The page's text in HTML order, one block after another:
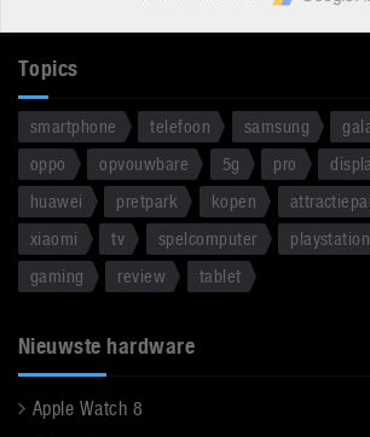
Topics
smartphone telefoon samsung
oppo
opvouwbare 5g pro
huawei
pretpark kopen
xiaomi
tv spelcomputer playstation
gaming
review tablet
Nieuwste hardware
Apple Watch 8